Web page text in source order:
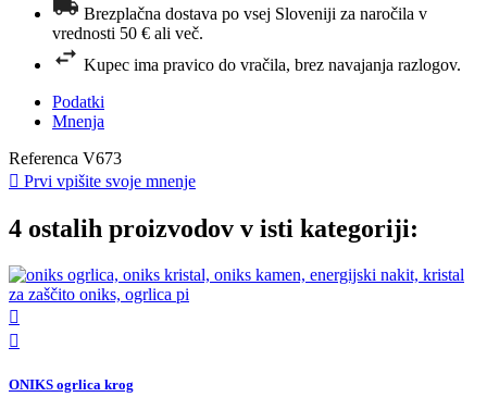
Brezplačna dostava po vsej Sloveniji za naročila v
vrednosti 50 € ali več.
Kupec ima pravico do vračila, brez navajanja razlogov.
Podatki
Mnenja
Referenca V673
 Prvi vpišite svoje mnenje
4 ostalih proizvodov v isti kategoriji:


ONIKS ogrlica krog